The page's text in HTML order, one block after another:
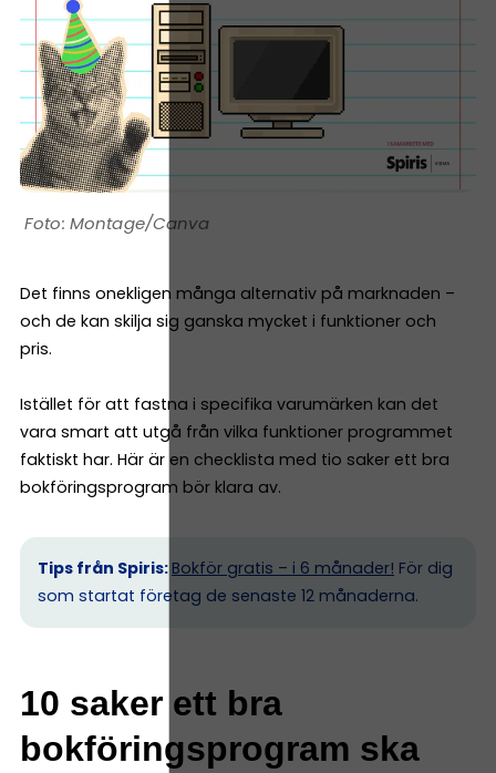
Montage/Canva
Det finns onekligen många alternativ på marknaden –
och de kan skilja sig ganska mycket i funktioner och
pris.
Istället för att fastna i specifika varumärken kan det
vara smart att utgå från vilka funktioner programmet
faktiskt har. Här är en checklista med tio saker ett bra
bokföringsprogram bör klara av.
Tips från Spiris: Bokför gratis – i 6 månader! För dig
som startat företag de senaste 12 månaderna.
10 saker ett bra
bokföringsprogram ska